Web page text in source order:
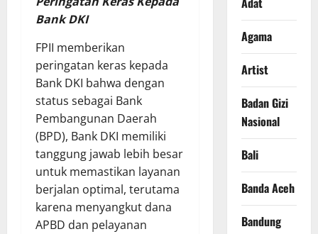
Bank DKI
FPII memberikan
peringatan keras kepada
Bank DKI bahwa dengan
status sebagai Bank
Pembangunan Daerah
(BPD), Bank DKI memiliki
tanggung jawab lebih besar
untuk memastikan layanan
berjalan optimal, terutama
karena menyangkut dana
APBD dan pelayanan
Agama
Artist
Badan Gizi
Nasional
Bali
Banda Aceh
Bandung